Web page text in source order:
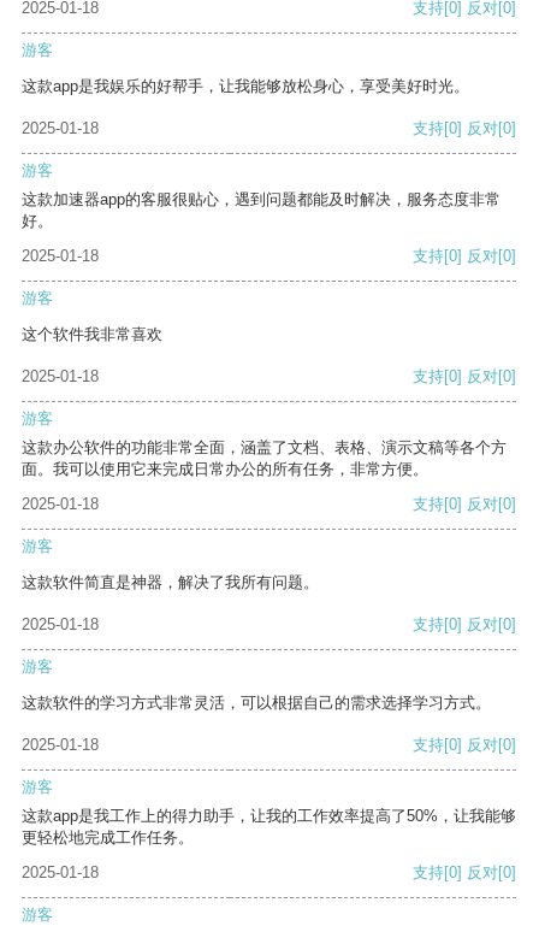
2025-01-18 支持[0] 反对[0]
游客
这款app是我娱乐的好帮手，让我能够放松身心，享受美好时光。
2025-01-18 支持[0] 反对[0]
游客
这款加速器app的客服很贴心，遇到问题都能及时解决，服务态度非常
好。
2025-01-18
支持[0] 反对[0]
游客
这个软件我非常喜欢
2025-01-18 支持[0] 反对[0]
游客
这款办公软件的功能非常全面，涵盖了文档、表格、演示文稿等各个方
面。我可以使用它来完成日常办公的所有任务，非常方便。
2025-01-18
支持[0] 反对[0]
游客
这款软件简直是神器，解决了我所有问题。
2025-01-18 支持[0] 反对[0]
游客
这款软件的学习方式非常灵活，可以根据自己的需求选择学习方式。
2025-01-18 支持[0] 反对[0]
游客
这款app是我工作上的得力助手，让我的工作效率提高了50%，让我能够
更轻松地完成工作任务。
2025-01-18
支持[0] 反对[0]
游客